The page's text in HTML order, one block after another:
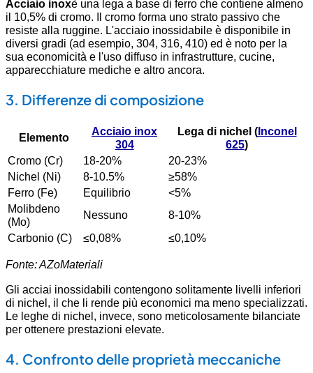
Acciaio inoxè una lega a base di ferro che contiene almeno
il 10,5% di cromo. Il cromo forma uno strato passivo che
resiste alla ruggine. L'acciaio inossidabile è disponibile in
diversi gradi (ad esempio, 304, 316, 410) ed è noto per la
sua economicità e l'uso diffuso in infrastrutture, cucine,
apparecchiature mediche e altro ancora.
3. Differenze di composizione
Elemento
Acciaio inox
304
Lega di nichel (Inconel
625)
Cromo (Cr)
18-20%
20-23%
Nichel (Ni)
8-10.5%
≥58%
Ferro (Fe)
Equilibrio
<5%
Molibdeno
(Mo)
Nessuno
8-10%
Carbonio (C)
≤0,08% ≤0,10%
Fonte: AZoMateriali
Gli acciai inossidabili contengono solitamente livelli inferiori
di nichel, il che li rende più economici ma meno specializzati.
Le leghe di nichel, invece, sono meticolosamente bilanciate
per ottenere prestazioni elevate.
4. Confronto delle proprietà meccaniche